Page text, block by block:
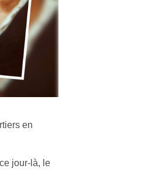
en
jour-là, le